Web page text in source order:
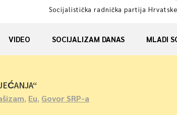
Socijalistička radnička partija
VIDEO SOCIJALIZAM DANAS MLADI
, Eu, Govor SRP-a